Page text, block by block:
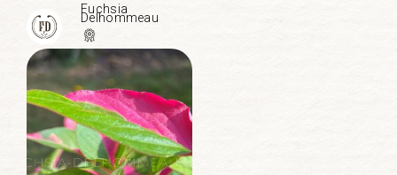
Fuchsia
Delhommeau